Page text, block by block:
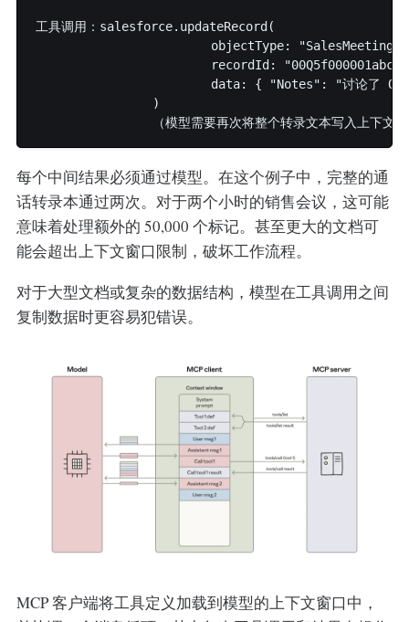
工具调用：salesforce.updateRecord(
每个中间结果必须通过模型。在这个例子中，完整的通
话转录本通过两次。对于两个小时的销售会议，这可能
意味着处理额外的 50,000 个标记。甚至更大的文档可
能会超出上下文窗口限制，破坏工作流程。
对于大型文档或复杂的数据结构，模型在工具调用之间
复制数据时更容易犯错误。
MCP 客户端将工具定义加载到模型的上下文窗口中，